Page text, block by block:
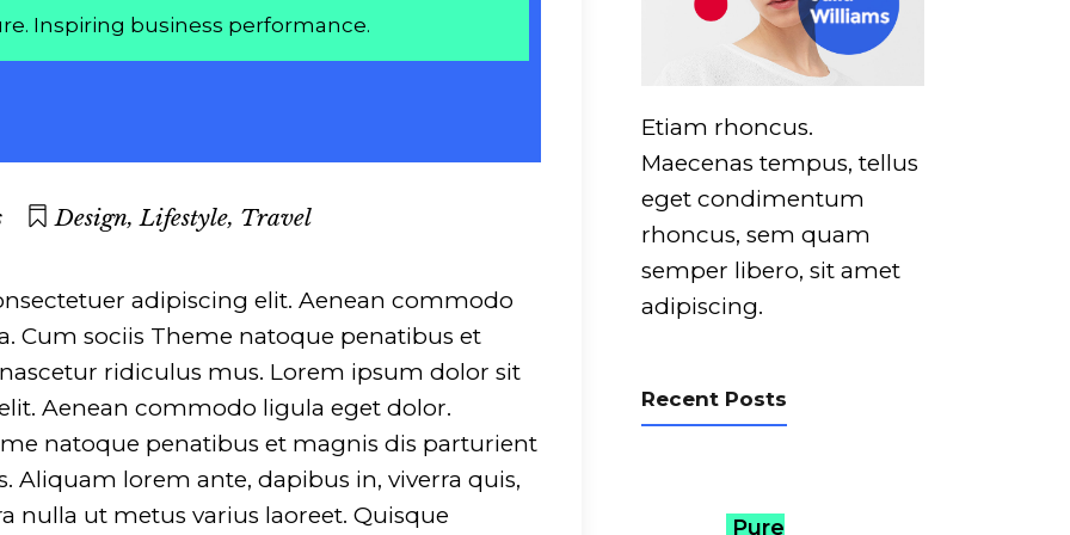
Inspiring business performance.
Design, Lifestyle, Travel
adipiscing elit. Aenean commodo
Cum sociis Theme natoque penatibus et
ridiculus mus. Lorem ipsum dolor sit
Aenean commodo ligula eget dolor.
natoque penatibus et magnis dis parturient
Aliquam lorem ante, dapibus in, viverra quis,
nulla ut metus varius laoreet. Quisque
Etiam rhoncus.
Maecenas tempus, tellus
eget condimentum
rhoncus, sem quam
semper libero, sit amet
adipiscing.
Recent Posts
Pure